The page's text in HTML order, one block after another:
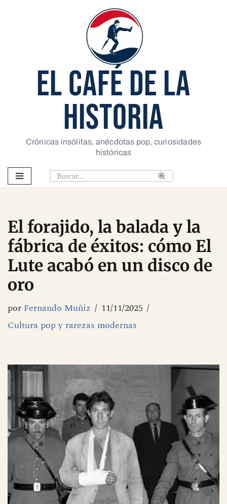
EL CAFÉ DE LA
HISTORIA
Crónicas insólitas, anécdotas pop, curiosidades
históricas
El forajido, la balada y la
fábrica de éxitos: cómo El
Lute acabó en un disco de
oro
por Fernando Muñiz
11/11/2025
Cultura pop y rarezas modernas